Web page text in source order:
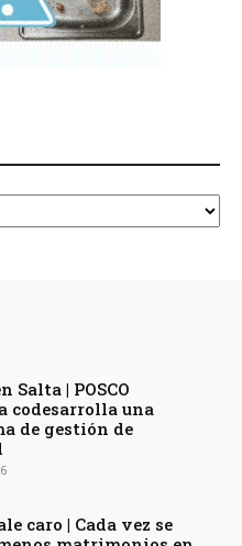
Salta | POSCO
codesarrolla una
de gestión de
caro | Cada vez se